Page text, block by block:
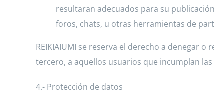
resultaran adecuados para su
foros, chats, u otras herramientas de
REIKIAIUMI se reserva el derecho a denegar
tercero, a aquellos usuarios que incumplan
4.- Protección de datos